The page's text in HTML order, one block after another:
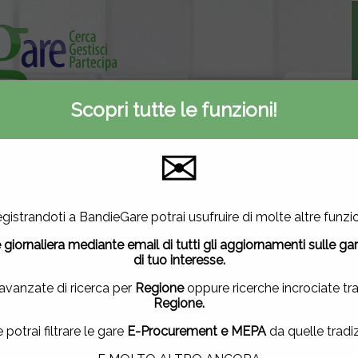
Informativa privacy
utilizza cookie di terze parti per migliorare la tua esperienza
vuoi saperne di piùclicca qui.
questa finestra, scorrendo questa pagina, cliccando su
la navigazione in altra maniera, acconsenti all'uso dei
NON ACCETTO
Scopri tutte le funzioni!
✉
a BandieGare potrai usufruire di molte altre
giornaliera mediante email di tutti gli aggiornamenti sulle
di tuo interesse.
di ricerca per Regioneoppure ricerche incrociate tra
Regione.
potrai filtrare le gare E-Procurement e MEPAda quelle
Contattaci
3133
Mercato elettronico
567
Nuove gare